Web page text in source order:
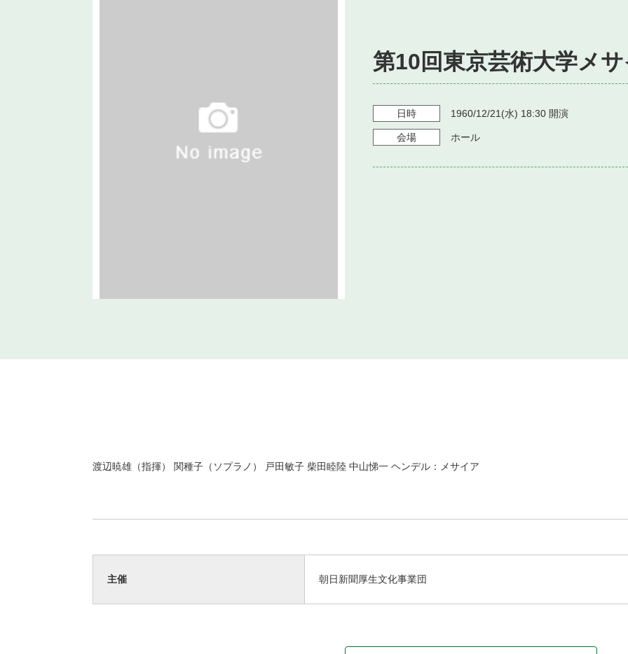
第10回東京芸術大学メ
日時 1960/12/21 (水) 18:30 開演
会場 ホール
渡辺暁雄（指揮） 関種子（ソプラノ） 戸田敏子 柴田睦陸 中山悌一 ヘンデル：メサイア
主催 朝日新聞厚生文化事業団